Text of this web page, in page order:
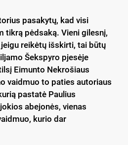
pasakytų, kad visi
tikrą pėdsaką. Vieni gilesnį,
reikėtų išskirti, tai būtų
Šekspyro pjesėje
Eimunto Nekrošiaus
vaidmuo to paties autoriaus
pastatė Paulius
abejonės, vienas
kurio dar